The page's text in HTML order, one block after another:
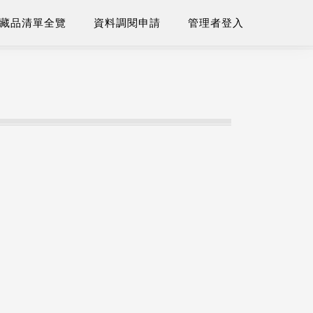
品清單全覽 資料調閱申請 管理者登入